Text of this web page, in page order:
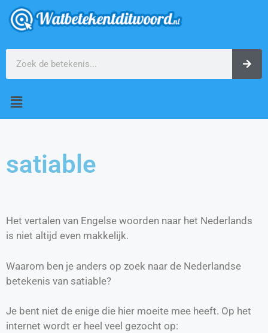
satiable
Het vertalen van Engelse woorden naar het Nederlands
is niet altijd even makkelijk.
Waarom ben je anders op zoek naar de Nederlandse
betekenis van satiable?
Je bent niet de enige die hier moeite mee heeft. Op het
internet wordt er heel veel gezocht op: